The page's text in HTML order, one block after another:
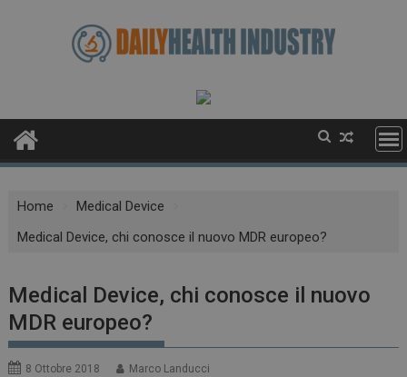
Home
Medical Device
Medical Device, chi conosce il nuovo MDR europeo?
Medical Device, chi conosce il nuovo
MDR europeo?
8 Ottobre 2018 Marco Landucci